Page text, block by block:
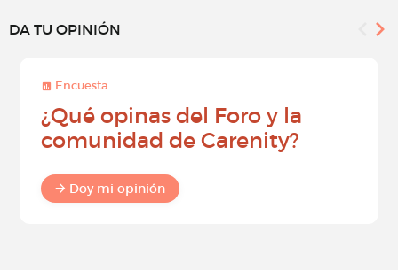
DA TU OPINIÓN
Encuesta
¿Qué opinas del Foro y la
comunidad de Carenity?
Doy mi opinión